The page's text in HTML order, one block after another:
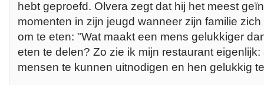
hebt geproefd. Olvera zegt dat hij het meest
momenten in zijn jeugd wanneer zijn familie
om te eten: "Wat maakt een mens gelukkiger
eten te delen? Zo zie ik mijn restaurant
mensen te kunnen uitnodigen en hen gelukkig